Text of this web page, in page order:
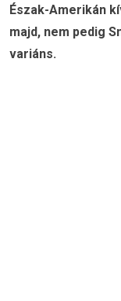
Észak-Amerikán
majd, nem pedig
variáns.